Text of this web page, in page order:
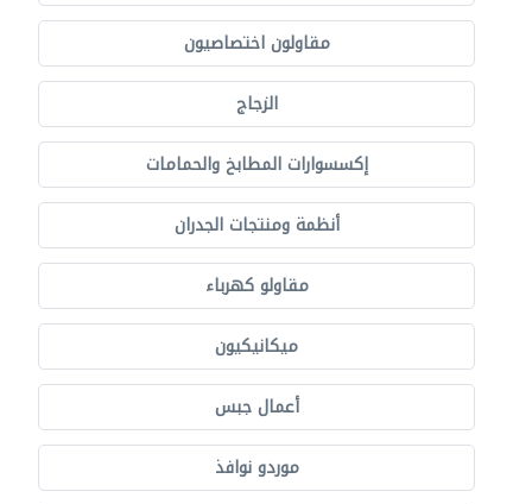
مقاولون اختصاصيون
الزجاج
إكسسوارات المطابخ والحمامات
أنظمة ومنتجات الجدران
مقاولو كهرباء
ميكانيكيون
أعمال جبس
موردو نوافذ